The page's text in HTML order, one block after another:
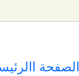
الصفحة